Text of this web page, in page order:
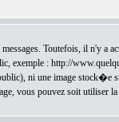
Toutefois, il n'y a
exemple : http://
ni une image stock�e
vous pouvez soit